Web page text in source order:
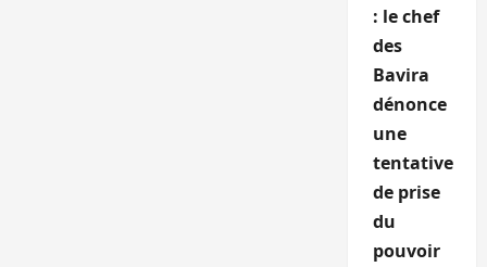
: le chef
des
Bavira
dénonce
une
tentative
de prise
du
pouvoir